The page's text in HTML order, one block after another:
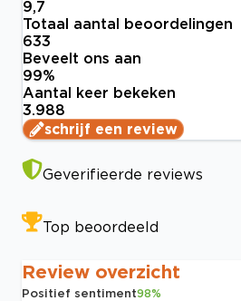
9,7
Totaal aantal beoordelingen
633
Beveelt ons aan
99%
Aantal keer bekeken
3.988
schrijf een review
Geverifieerde reviews
Top beoordeeld
Review overzicht
Positief sentiment98%